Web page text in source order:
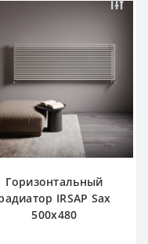
Горизонтальный
IRSAP Sax
500х480